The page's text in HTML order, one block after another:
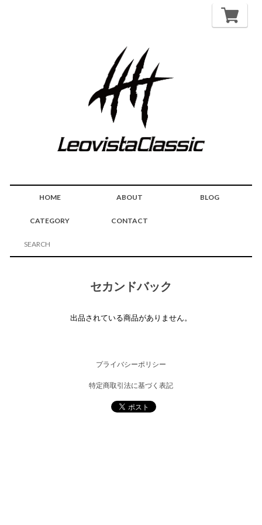
HOME ABOUT BLOG
CATEGORY CONTACT
セカンドバック
出品されている商品がありません。
プライバシーポリシー
特定商取引法に基づく表記